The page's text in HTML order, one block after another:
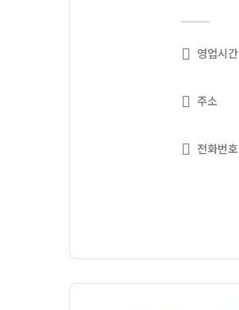
영업시간
주소
전화번호